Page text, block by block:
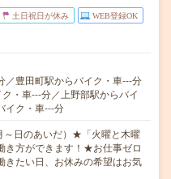
土日祝日が休み WEB登録OK
／豊田町駅からバイク・車---分
・車---分／上野部駅からバイ
イク・車---分
～日のあいだ）★「火曜と木曜
き方ができます！★お仕事ゼロ
きたい日、お休みの希望はお気